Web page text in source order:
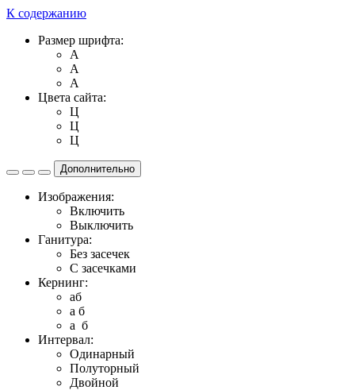
К содержанию
Размер шрифта:
A
A
A
Цвета сайта:
Ц
Ц
Ц
Дополнительно
Изображения:
Включить
Выключить
Ганитура:
Без засечек
С засечками
Кернинг:
aб
a б
a б
Интервал:
Одинарный
Полуторный
Двойной